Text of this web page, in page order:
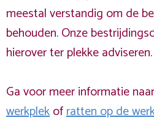
meestal verstandig om de
behouden. Onze
hierover ter plekke adviseren.
Ga voor meer informatie naar
werkplekofratten op de